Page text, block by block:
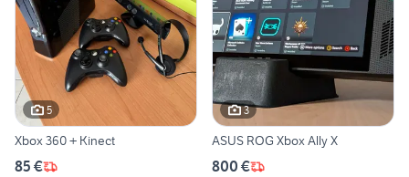
5
Xbox 360 + Kinect
85 €
3
ASUS ROG Xbox Ally X
800 €